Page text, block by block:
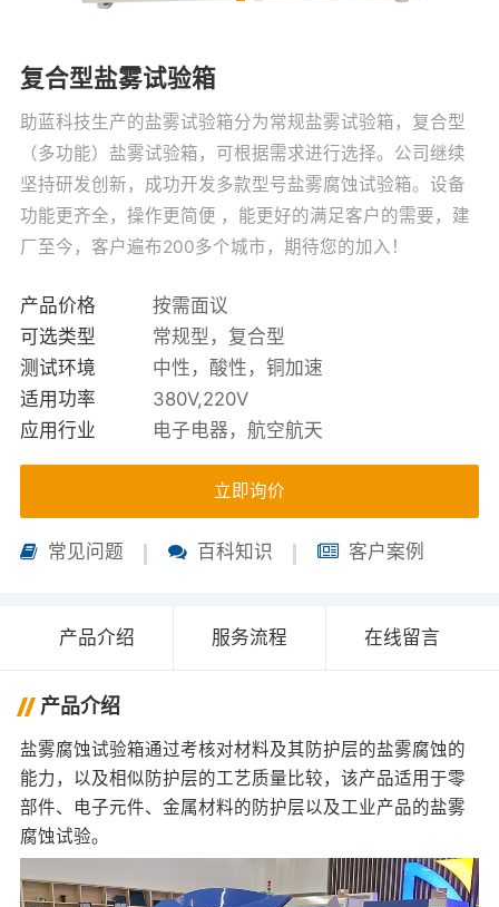
复合型盐雾试验箱
助蓝科技生产的盐雾试验箱分为常规盐雾试验箱，复合型
（多功能）盐雾试验箱，可根据需求进行选择。公司继续
坚持研发创新，成功开发多款型号盐雾腐蚀试验箱。设备
功能更齐全，操作更简便 ，能更好的满足客户的需要，建
厂至今，客户遍布200多个城市，期待您的加入！
产品价格
按需面议
可选类型
常规型，复合型
测试环境
中性，酸性，铜加速
适用功率
380V,220V
应用行业
电子电器，航空航天
立即询价
常见问题 百科知识 客户案例
产品介绍 服务流程 在线留言
产品介绍
盐雾腐蚀试验箱通过考核对材料及其防护层的盐雾腐蚀的
能力，以及相似防护层的工艺质量比较，该产品适用于零
部件、电子元件、金属材料的防护层以及工业产品的盐雾
腐蚀试验。